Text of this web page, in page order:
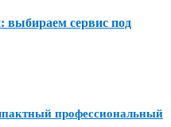
выбираем сервис под
профессиональный